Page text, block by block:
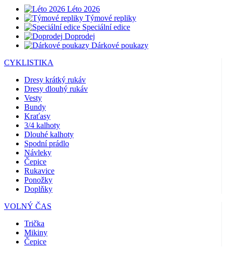
Léto 2026
Týmové repliky
Speciální edice
Doprodej
Dárkové poukazy
CYKLISTIKA
Dresy krátký rukáv
Dresy dlouhý rukáv
Vesty
Bundy
Kraťasy
3/4 kalhoty
Dlouhé kalhoty
Spodní prádlo
Návleky
Čepice
Rukavice
Ponožky
Doplňky
VOLNÝ ČAS
Trička
Mikiny
Čepice